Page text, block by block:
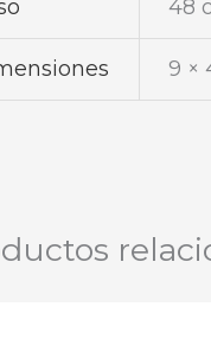
48
9 ×